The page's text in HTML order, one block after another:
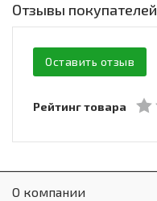
Отзывы покупателей
Оставить отзыв
Рейтинг товара
О компании